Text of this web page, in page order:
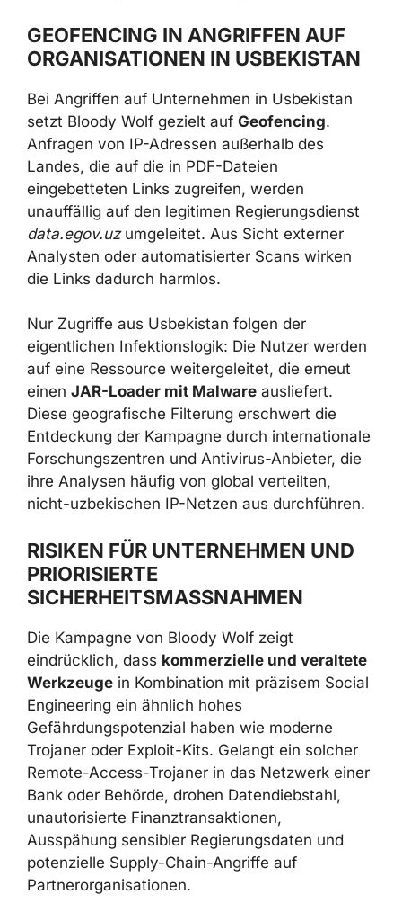
einen wichtigen Punkt:Für erfolgreiche,
zielgerichtete Angriffe sind nicht zwingend
Schadframeworks notwendig. Oft reichen
etablierte, kommerzielle oder ältere Tools,
sofern Social Engineering und Zielauswahl
professionell umgesetzt sind.
GEOFENCING IN ANGRIFFEN AUF
ORGANISATIONEN IN USBEKISTAN
Bei Angriffen auf Unternehmen in Usbekistan
Anfragen von IP-Adressen außerhalb des
Landes, die auf die in PDF-Dateien
eingebetteten Links zugreifen, werden
unauffällig auf den legitimen Regierungsdienst
data.egov.uzumgeleitet. Aus Sicht externer
Analysten oder automatisierter Scans wirken
die Links dadurch harmlos.
Nur Zugriffe aus Usbekistan folgen der
werden auf eine Ressource weitergeleitet, die
erneut einenJAR-Loader mit Malware
ausliefert. Diese geografische Filterung
durch internationale Forschungszentren und
Antivirus-Anbieter, die ihre Analysen häufig
von global verteilten, nicht-uzbekischen IP-
Netzen aus durchführen.
RISIKEN FÜR UNTERNEHMEN UND
PRIORISIERTE
SICHERHEITSMASSNAHMEN
Die Kampagne von Bloody Wolf zeigt
eindrücklich, dasskommerzielle und
veraltete Werkzeugein Kombination mit